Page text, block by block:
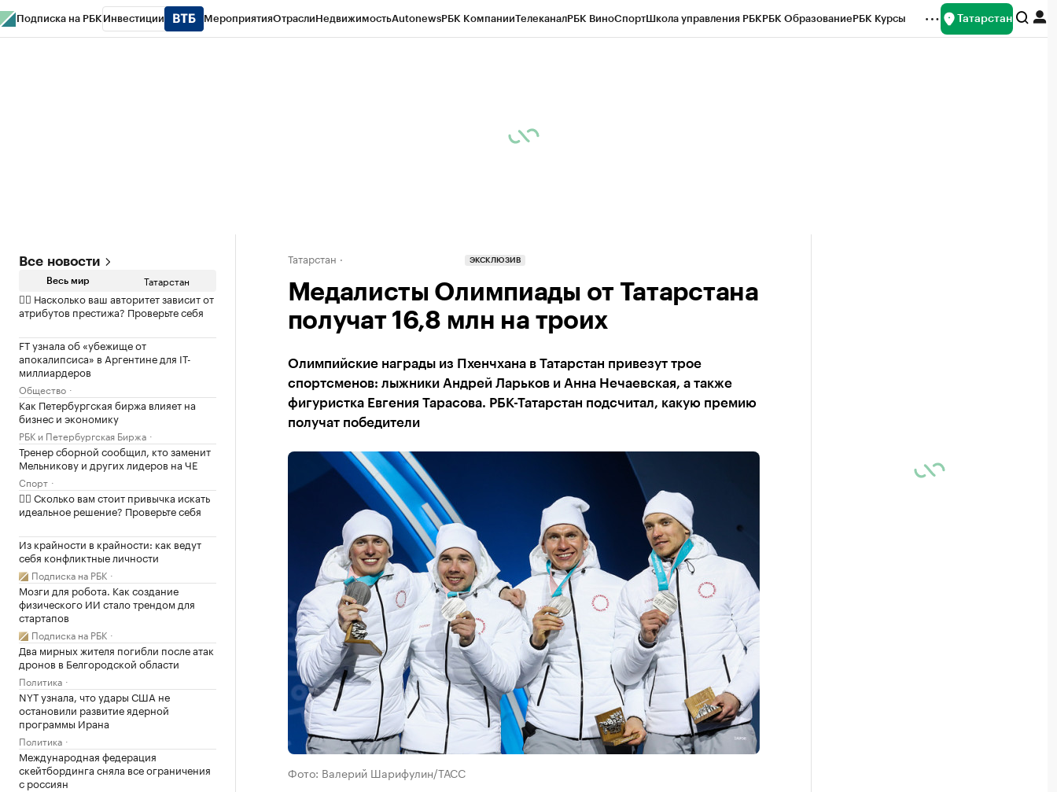
Подписка на РБК Инвестиции МероприятияОтраслиНедвижимостьAutonewsРБК КомпанииТелеканалРБК ВиноСпортШкола управления РБКРБК ОбразованиеРБК Курсы Татарстан
Все новости
Весь мир Татарстан
✍🏻 Насколько ваш авторитет зависит от
атрибутов престижа? Проверьте себя
FT узнала об «убежище от
апокалипсиса» в Аргентине для IT-
миллиардеров
Общество
Как Петербургская биржа влияет на
бизнес и экономику
РБК и Петербургская Биржа
Тренер сборной сообщил, кто заменит
Мельникову и других лидеров на ЧЕ
Спорт
✍🏻 Сколько вам стоит привычка искать
идеальное решение? Проверьте себя
Из крайности в крайности: как ведут
себя конфликтные личности
Подписка на РБК
Мозги для робота. Как создание
физического ИИ стало трендом для
стартапов
Подписка на РБК
Два мирных жителя погибли после атак
дронов в Белгородской области
Политика
NYT узнала, что удары США не
остановили развитие ядерной
программы Ирана
Политика
Международная федерация
скейтбординга сняла все ограничения
с россиян
Татарстан ЭКСКЛЮЗИВ
Медалисты Олимпиады от Татарстана
получат 16,8 млн на троих
Олимпийские награды из Пхенчхана в Татарстан привезут трое
спортсменов: лыжники Андрей Ларьков и Анна Нечаевская, а также
фигуристка Евгения Тарасова. РБК-Татарстан подсчитал, какую премию
получат победители
Фото: Валерий Шарифулин/ТАСС